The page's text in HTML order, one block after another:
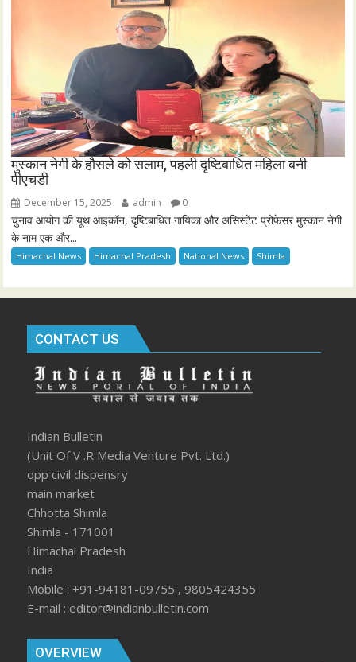
मुस्कान नेगी के हौसले को सलाम, पहली दृष्टिबाधित महिला बनी
पीएचडी
December 15, 2025 admin 0
चुनाव आयोग की यूथ आइकॉन, दृष्टिबाधित गायिका और असिस्टेंट प्रोफेसर मुस्कान नेगी
के नाम एक और...
Himachal News Himachal Pradesh National News Shimla
CONTACT US
Indian Bulletin
(Unit Of V .R Media Venture Pvt. Ltd.)
opp civil dispensry
main market
Chhotta Shimla
Shimla - 171001
Himachal Pradesh
India
Mobile : +91-94181-09755 , 9805424355
E-mail : editor@indianbulletin.com
OVERVIEW